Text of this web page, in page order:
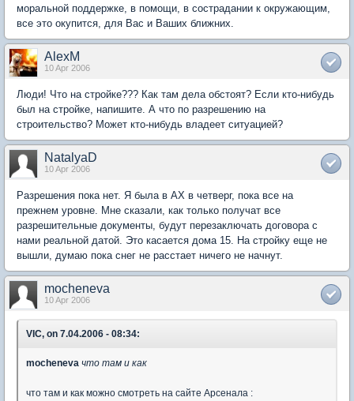
моральной поддержке, в помощи, в сострадании к окружающим,
все это окупится, для Вас и Ваших ближних.
AlexM
10 Apr 2006
Люди! Что на стройке??? Как там дела обстоят? Если кто-нибудь
был на стройке, напишите. А что по разрешению на
строительство? Может кто-нибудь владеет ситуацией?
NatalyaD
10 Apr 2006
Разрешения пока нет. Я была в АХ в четверг, пока все на
прежнем уровне. Мне сказали, как только получат все
разрешительные документы, будут перезаключать договора с
нами реальной датой. Это касается дома 15. На стройку еще не
вышли, думаю пока снег не расстает ничего не начнут.
mocheneva
10 Apr 2006
VIC, on 7.04.2006 - 08:34:
mocheneva что там и как
что там и как можно смотреть на сайте Арсенала :